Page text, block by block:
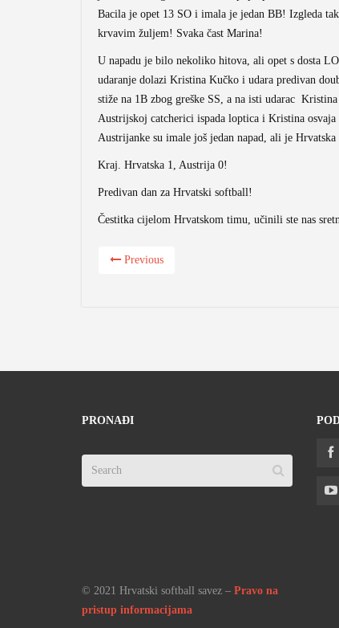
Bacila je opet 13 SO i imala je jedan BB! Izgleda
krvavim žuljem! Svaka čast Marina!
U napadu je bilo nekoliko hitova, ali opet s dosta
udaranje dolazi Kristina Kučko i udara predivan
stiže na 1B zbog greške SS, a na isti udarac
Austrijskoj catcherici ispada loptica i Kristina
Austrijanke su imale još jedan napad, ali je
Kraj. Hrvatska 1, Austrija 0!
Predivan dan za Hrvatski softball!
Čestitka cijelom Hrvatskom timu, učinili ste nas
Previous
PRONAĐI
© 2021 Hrvatski softball savez – Pravo na
pristup informacijama